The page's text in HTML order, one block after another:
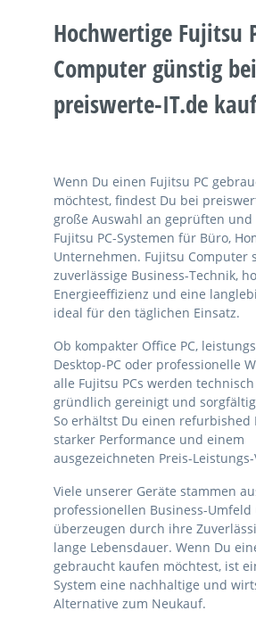
Hochwertige Fujitsu
Computer günstig bei
preiswerte-IT.de
Wenn Du einen Fujitsu PC
möchtest, findest Du bei
große Auswahl an geprüften
Fujitsu PC-Systemen für Büro,
Unternehmen. Fujitsu Computer
zuverlässige Business-Technik,
Energieeffizienz und eine
ideal für den täglichen Einsatz.
Ob kompakter Office PC,
Desktop-PC oder professionelle
alle Fujitsu PCs werden
gründlich gereinigt und
So erhältst Du einen refurbished
starker Performance und einem
ausgezeichneten Preis-
Viele unserer Geräte stammen
professionellen Business-Umfeld
überzeugen durch ihre
lange Lebensdauer. Wenn Du
gebraucht kaufen möchtest, ist
System eine nachhaltige und
Alternative zum Neukauf.